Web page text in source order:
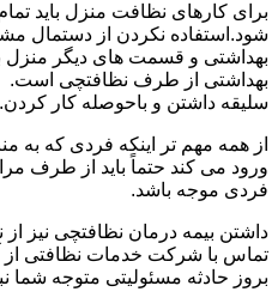
برای کارهای نظافت منزل باید
شود.استفاده نکردن از دستمال
بهداشتی و قسمت های دیگر منزل
بهداشتی از طرف نظافتچی است.
سلیقه داشتن و باحوصله کار کردن.
از همه مهم تر اینکه فردی که به
ورود می کند حتماً باید از طرف
فردی موجه باشد.
داشتن بیمه درمان نظافتچی نیز
تماس با شرکت خدمات نظافتی
بروز حادثه مسئولیتی متوجه شما